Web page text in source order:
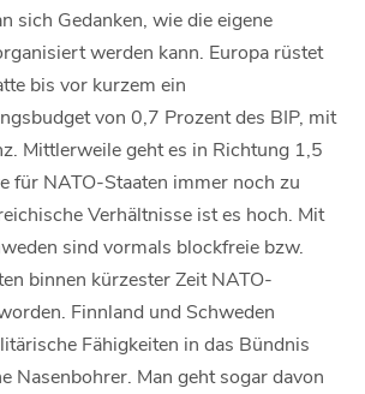
sich Gedanken, wie die eigene
werden kann. Europa rüstet
bis vor kurzem ein
von 0,7 Prozent des BIP, mit
Mittlerweile geht es in Richtung 1,5
für NATO-Staaten immer noch zu
Verhältnisse ist es hoch. Mit
sind vormals blockfreie bzw.
binnen kürzester Zeit NATO-
Finnland und Schweden
Fähigkeiten in das Bündnis
Nasenbohrer. Man geht sogar davon